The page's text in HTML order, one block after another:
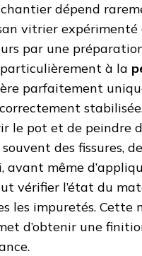
chantier dépend
vitrier
par une
particulièrement à la
parfaitement
le pot et de peindre
des fissures,
avant même
vérifier l’état du
les impuretés.
d’obtenir une